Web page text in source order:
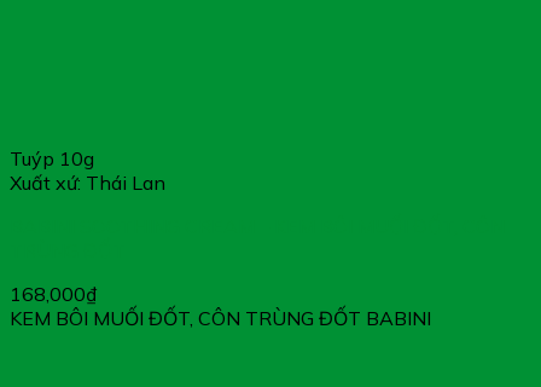
Tuýp 10g
Xuất xứ: Thái Lan
168,000₫
KEM BÔI MUỐI ĐỐT, CÔN TRÙNG ĐỐT BABINI